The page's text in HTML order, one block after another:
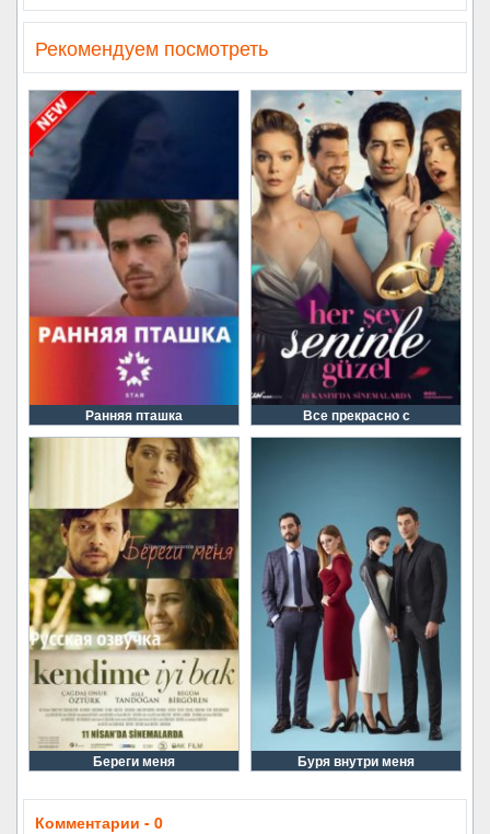
Рекомендуем посмотреть
Ранняя пташка Все прекрасно с
Береги меня Буря внутри меня
Комментарии - 0